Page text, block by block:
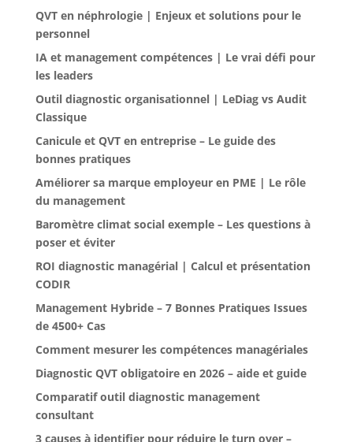
QVT en néphrologie | Enjeux et solutions pour le
personnel
IA et management compétences | Le vrai défi pour
les leaders
Outil diagnostic organisationnel | LeDiag vs Audit
Classique
Canicule et QVT en entreprise – Le guide des
bonnes pratiques
Améliorer sa marque employeur en PME | Le rôle
du management
Baromètre climat social exemple – Les questions à
poser et éviter
ROI diagnostic managérial | Calcul et présentation
CODIR
Management Hybride – 7 Bonnes Pratiques Issues
de 4500+ Cas
Comment mesurer les compétences managériales
Diagnostic QVT obligatoire en 2026 – aide et guide
Comparatif outil diagnostic management
consultant
3 causes à identifier pour réduire le turn over –